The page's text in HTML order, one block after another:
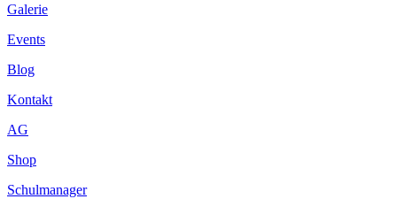
Galerie
Events
Blog
Kontakt
AG
Shop
Schulmanager